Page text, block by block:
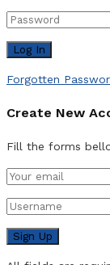
Forgotten
Create New
Fill the forms